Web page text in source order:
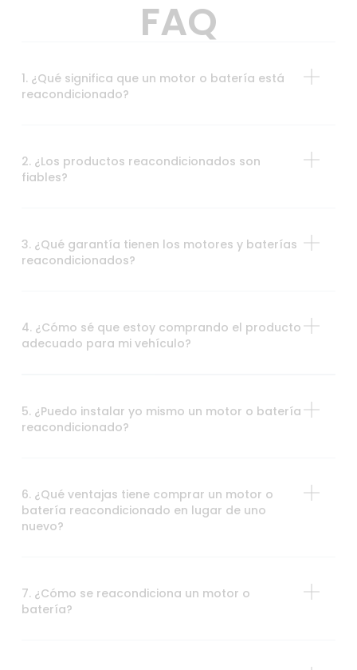
FAQ
1. ¿Qué significa que un motor o batería está
reacondicionado?
2. ¿Los productos reacondicionados son
fiables?
3. ¿Qué garantía tienen los motores y baterías
reacondicionados?
4. ¿Cómo sé que estoy comprando el producto
adecuado para mi vehículo?
5. ¿Puedo instalar yo mismo un motor o batería
reacondicionado?
6. ¿Qué ventajas tiene comprar un motor o
batería reacondicionado en lugar de uno
nuevo?
7. ¿Cómo se reacondiciona un motor o
batería?